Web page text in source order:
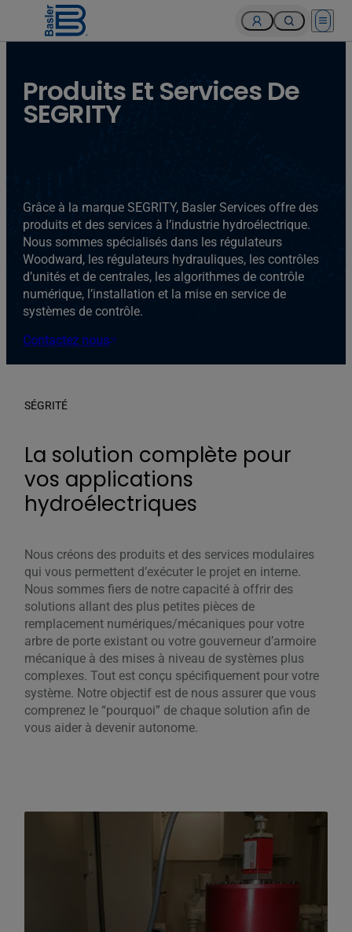
Open
Produits Et Services De
SEGRITY
Grâce à la marque SEGRITY, Basler Services offre des
produits et des services à l’industrie hydroélectrique.
Nous sommes spécialisés dans les régulateurs
Woodward, les régulateurs hydrauliques, les contrôles
d’unités et de centrales, les algorithmes de contrôle
numérique, l’installation et la mise en service de
systèmes de contrôle.
Contactez nous
SÉGRITÉ
La solution complète pour
vos applications
hydroélectriques
Nous créons des produits et des services modulaires
qui vous permettent d’exécuter le projet en interne.
Nous sommes fiers de notre capacité à offrir des
solutions allant des plus petites pièces de
remplacement numériques/mécaniques pour votre
arbre de porte existant ou votre gouverneur d’armoire
mécanique à des mises à niveau de systèmes plus
complexes. Tout est conçu spécifiquement pour votre
système. Notre objectif est de nous assurer que vous
comprenez le “pourquoi” de chaque solution afin de
vous aider à devenir autonome.